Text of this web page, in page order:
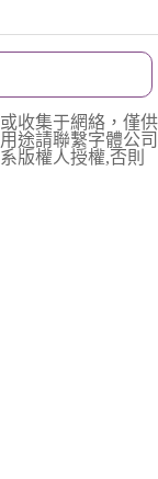
收集于網絡，僅供
途請聯繫字體公司
版權人授權,否則